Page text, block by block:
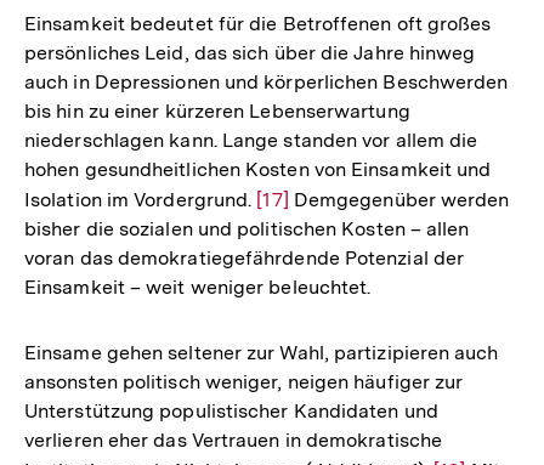
Einsamkeit bedeutet für die Betroffenen oft großes
persönliches Leid, das sich über die Jahre hinweg
auch in Depressionen und körperlichen Beschwerden
bis hin zu einer kürzeren Lebenserwartung
niederschlagen kann. Lange standen vor allem die
hohen gesundheitlichen Kosten von Einsamkeit und
Isolation im Vordergrund. Zur
Auflösung
der
Fußnote
[17] Demgegenüber werden
bisher die sozialen und politischen Kosten – allen
voran das demokratiegefährdende Potenzial der
Einsamkeit – weit weniger beleuchtet.
Einsame gehen seltener zur Wahl, partizipieren auch
ansonsten politisch weniger, neigen häufiger zur
Unterstützung populistischer Kandidaten und
verlieren eher das Vertrauen in demokratische